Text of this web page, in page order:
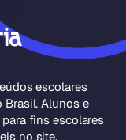
escolares
Brasil. Alunos e
fins escolares
no site.